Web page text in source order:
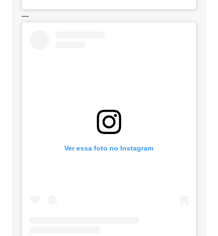
---
Ver essa foto no Instagram